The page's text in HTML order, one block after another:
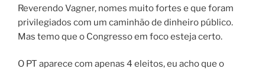
Reverendo Vagner, nomes muito fortes e que foram
privilegiados com um caminhão de dinheiro público.
Mas temo que o Congresso em foco esteja certo.
O PT aparece com apenas 4 eleitos, eu acho que o